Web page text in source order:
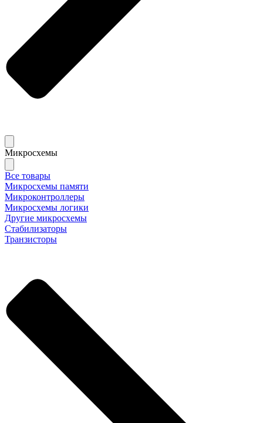
Микросхемы
Все товары
Микросхемы памяти
Микроконтроллеры
Микросхемы логики
Другие микросхемы
Стабилизаторы
Транзисторы